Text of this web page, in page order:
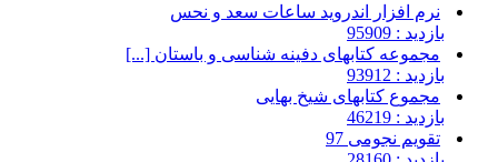
نرم افزار اندروید ساعات سعد و نحس
بازدید : 95909
مجموعه کتابهای دفینه شناسی و باستان [...]
بازدید : 93912
مجموع کتابهای شیخ بهایی
بازدید : 46219
تقویم نجومی 97